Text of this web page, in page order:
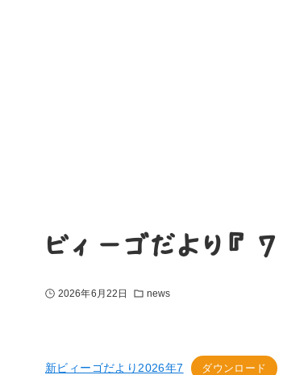
ビィーゴだより『
2026年6月22日 news
新ビィーゴだより2026年7 ダウンロード